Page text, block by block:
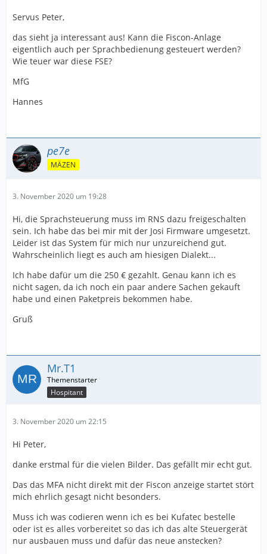
Servus Peter,
das sieht ja interessant aus! Kann die Fiscon-Anlage
eigentlich auch per Sprachbedienung gesteuert werden?
Wie teuer war diese FSE?
MfG
Hannes
pe7e
MÄZEN
3. November 2020 um 19:28
Hi, die Sprachsteuerung muss im RNS dazu freigeschalten
sein. Ich habe das bei mir mit der Josi Firmware umgesetzt.
Leider ist das System für mich nur unzureichend gut.
Wahrscheinlich liegt es auch am hiesigen Dialekt...
Ich habe dafür um die 250 € gezahlt. Genau kann ich es
nicht sagen, da ich noch ein paar andere Sachen gekauft
habe und einen Paketpreis bekommen habe.
Gruß
Mr.T1
Hospitant
3. November 2020 um 22:15
Hi Peter,
danke erstmal für die vielen Bilder. Das gefällt mir echt gut.
Das das MFA nicht direkt mit der Fiscon anzeige startet stört
mich ehrlich gesagt nicht besonders.
Muss ich was codieren wenn ich es bei Kufatec bestelle
oder ist es alles vorbereitet so das ich das alte Steuergerät
nur ausbauen muss und dafür das neue anstecken?